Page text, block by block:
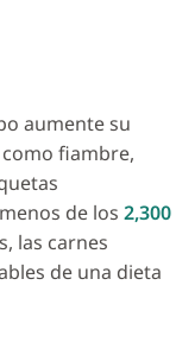
aumente su
fiambre,
de los 2,300
las carnes
de una dieta